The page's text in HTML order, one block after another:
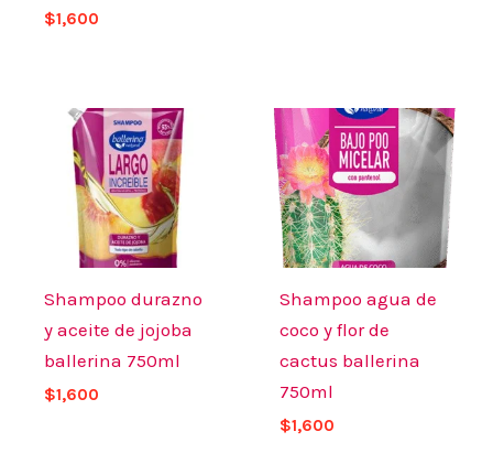
$1,600
Shampoo durazno
y aceite de jojoba
ballerina 750ml
$1,600
Shampoo agua de
coco y flor de
cactus ballerina
750ml
$1,600